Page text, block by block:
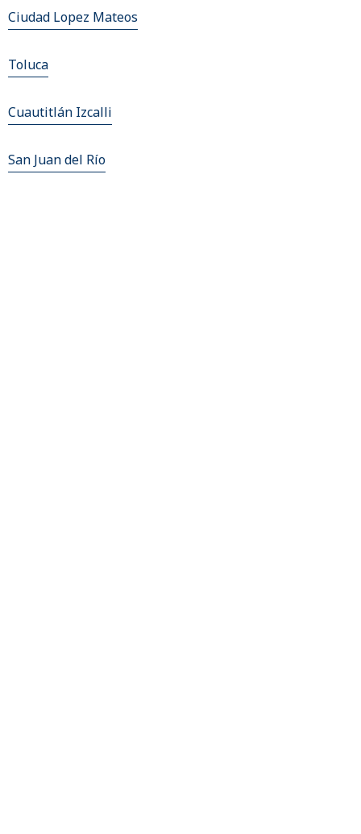
Ciudad Lopez Mateos
Toluca
Cuautitlán Izcalli
San Juan del Río